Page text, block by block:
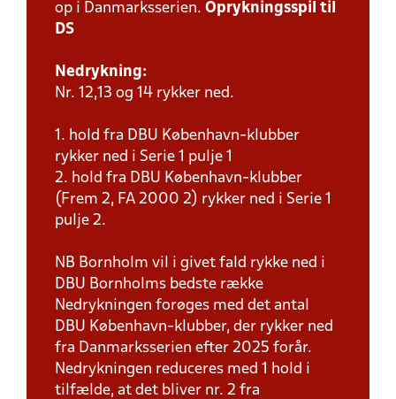
op i Danmarksserien. Oprykningsspil til
DS
Nedrykning:
Nr. 12,13 og 14 rykker ned.
1. hold fra DBU København-klubber
rykker ned i Serie 1 pulje 1
2. hold fra DBU København-klubber
(Frem 2, FA 2000 2) rykker ned i Serie 1
pulje 2.
NB Bornholm vil i givet fald rykke ned i
DBU Bornholms bedste række
Nedrykningen forøges med det antal
DBU København-klubber, der rykker ned
fra Danmarksserien efter 2025 forår.
Nedrykningen reduceres med 1 hold i
tilfælde, at det bliver nr. 2 fra